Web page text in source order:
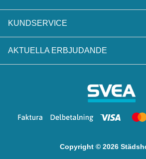
KUNDSERVICE
AKTUELLA ERBJUDANDE
Copyright © 2026